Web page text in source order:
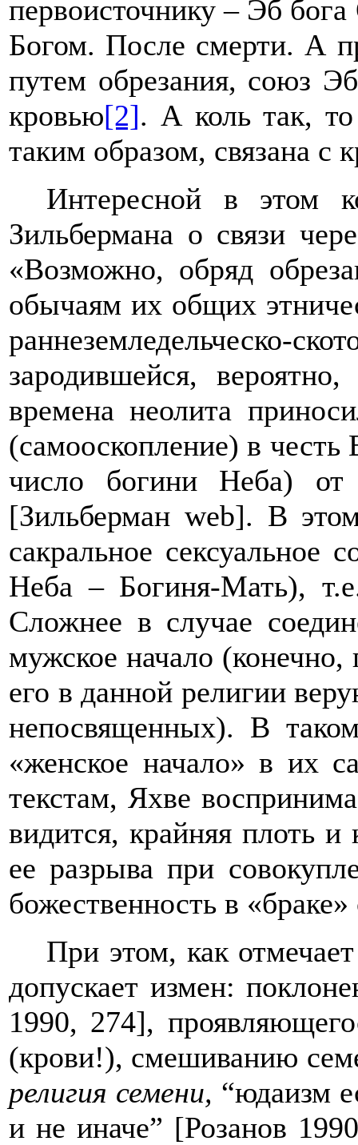
первоисточнику – Эб
Богом. После смерти. А
путем обрезания, союз
кровью[2]. А коль так,
таким образом, связана с
Интересной в этом
Зильбермана о связи
«Возможно, обряд
обычаям их общих
раннеземледельческо-
зародившейся,
времена неолита
(самооскопление) в
число богини Неба) от
[Зильберман web]. В этом
сакральное сексуальное
Неба – Богиня-Мать),
Сложнее в случае
мужское начало
его в данной религии
непосвященных). В
«женское начало» в их
текстам, Яхве
видится, крайняя плоть
ее разрыва при
божественность в
При этом, как
допускает измен:
1990, 274],
(крови!), смешиванию
религия семени, “юдаизм
и не иначе” [Розанов 1990